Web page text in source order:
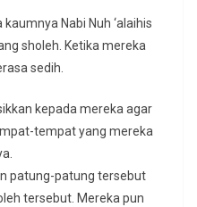
Nabi Nuh ‘alaihis
sholeh. Ketika mereka
sedih.
kepada mereka agar
tempat yang mereka
patung-patung tersebut
tersebut. Mereka pun